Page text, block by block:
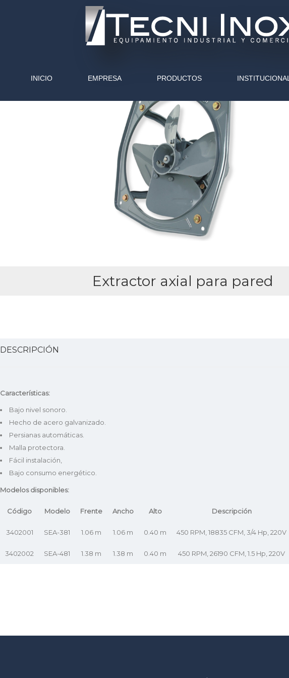
INICIO EMPRESA PRODUCTOS INSTITUCIONAL
Extractor axial para pared
DESCRIPCIÓN
Características:
Bajo nivel sonoro.
Hecho de acero galvanizado.
Persianas automáticas.
Malla protectora.
Fácil instalación,
Bajo consumo energético.
Modelos disponibles:
Código Modelo Frente Ancho Alto Descripción
3402001 SEA-381 1.06 m 1.06 m 0.40 m 450 RPM, 18835 CFM, 3/4 Hp, 220V
3402002 SEA-481 1.38 m 1.38 m 0.40 m 450 RPM, 26190 CFM, 1.5 Hp, 220V